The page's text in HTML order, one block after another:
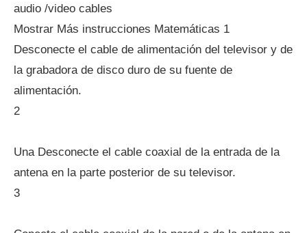
audio /video cables
Mostrar Más instrucciones Matemáticas 1
Desconecte el cable de alimentación del televisor y de
la grabadora de disco duro de su fuente de
alimentación.
2
Una Desconecte el cable coaxial de la entrada de la
antena en la parte posterior de su televisor.
3